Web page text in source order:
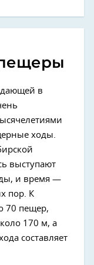
в
ходы.
выступают
и время —
пор. К
70 пещер,
170 м, а
составляет